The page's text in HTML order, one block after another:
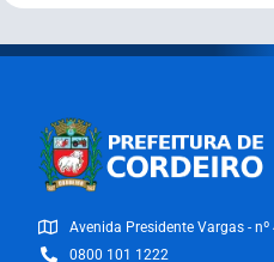
Avenida Presidente Vargas -
0800 101 1222